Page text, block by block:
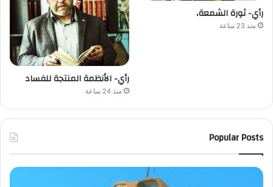
رأي- ثورة الشمعة،
منذ 23 ساعة
رأي- الأنظمة المنتجة للفساد
منذ 24 ساعة
Popular Posts